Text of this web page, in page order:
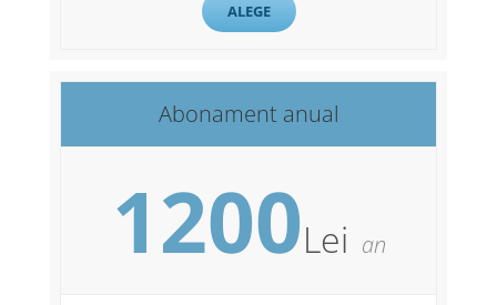
ALEGE
Abonament anual
1200Lei an